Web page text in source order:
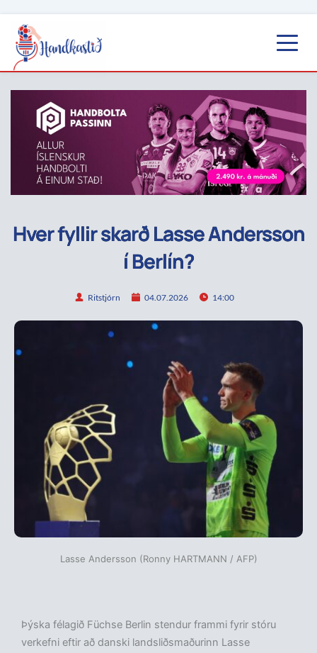
Hver fyllir skarð Lasse Andersson
í Berlín?
Ritstjórn 04.07.2026 14:00
Lasse Andersson (Ronny HARTMANN / AFP)
Þýska félagið Füchse Berlin stendur frammi fyrir stóru
verkefni eftir að danski landsliðsmaðurinn Lasse